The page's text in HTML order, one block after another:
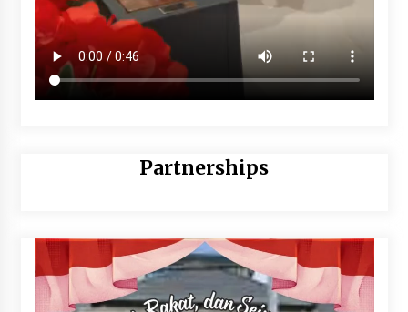
Partnerships